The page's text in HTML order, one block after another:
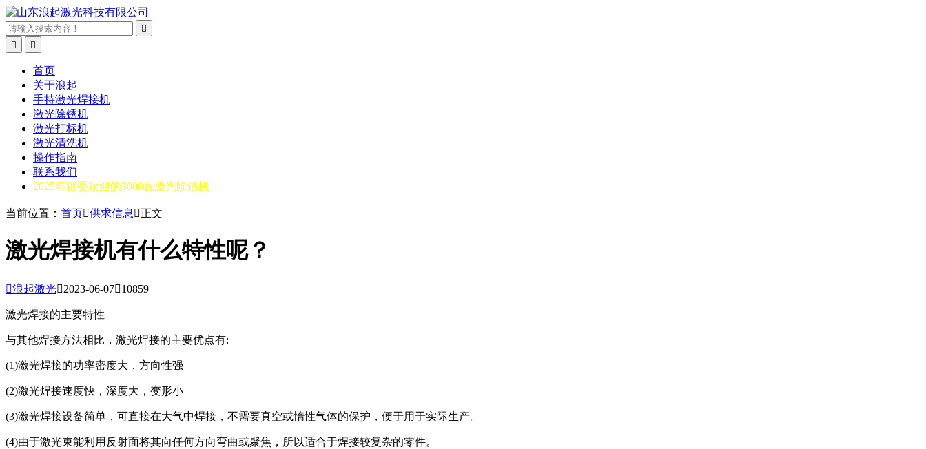



首页
关于浪起
手持激光焊接机
激光除锈机
激光打标机
激光清洗机
操作指南
联系我们
2025年很受欢迎的3000瓦激光除锈机
当前位置： 首页供求信息 正文
激光焊接机有什么特性呢？
浪起激光2023-06-0710859
激光焊接的主要特性
与其他焊接方法相比，激光焊接的主要优点有:
(1)激光焊接的功率密度大，方向性强
(2)激光焊接速度快，深度大，变形小
(3)激光焊接设备简单，可直接在大气中焊接，不需要真空或惰性气体的保护，便于用于实际生产。
(4)由于激光束能利用反射面将其向任何方向弯曲或聚焦，所以适合于焊接较复杂的零件。